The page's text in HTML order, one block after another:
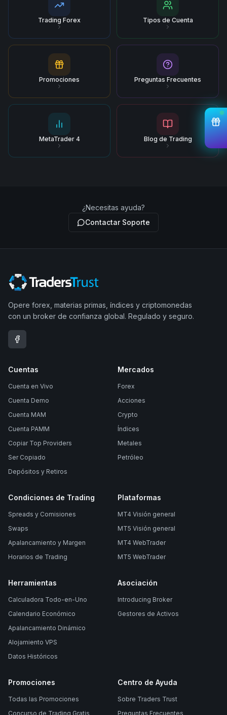
Trading Forex Tipos de Cuenta
Promociones Preguntas Frecuentes
MetaTrader 4 Blog de Trading
¿Necesitas ayuda?
Contactar Soporte
Opere forex, materias primas, índices y criptomonedas
con un broker de confianza global. Regulado y seguro.
Cuentas
Cuenta en Vivo
Cuenta Demo
Cuenta MAM
Cuenta PAMM
Copiar Top Providers
Ser Copiado
Depósitos y Retiros
Mercados
Forex
Acciones
Crypto
Índices
Metales
Petróleo
Condiciones de Trading
Spreads y Comisiones
Swaps
Apalancamiento y Margen
Horarios de Trading
Plataformas
MT4 Visión general
MT5 Visión general
MT4 WebTrader
MT5 WebTrader
Herramientas
Calculadora Todo-en-Uno
Calendario Económico
Apalancamiento Dinámico
Alojamiento VPS
Datos Históricos
Asociación
Introducing Broker
Gestores de Activos
Promociones
Todas las Promociones
Concurso de Trading Gratis
Centro de Ayuda
Sobre Traders Trust
Preguntas Frecuentes